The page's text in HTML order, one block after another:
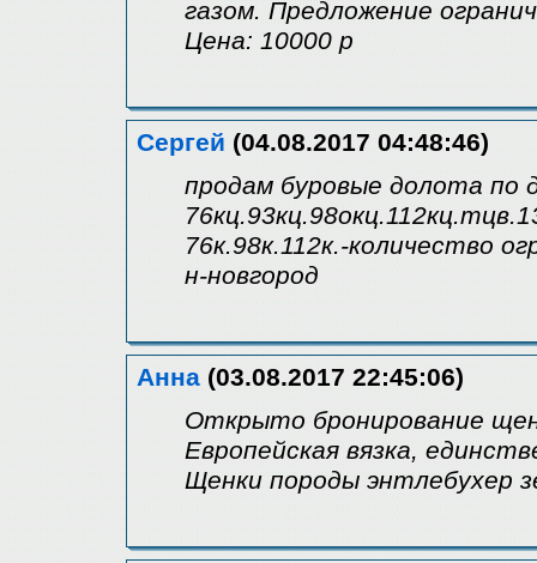
газом. Предложение
Цена: 10000 р
Сергей (04.08.2017 04:48:46)
продам буровые долота по
76к.98к.112к.-количество
н-новгород
Анна (03.08.2017 22:45:06)
Открыто бронирование
Европейская вязка,
Щенки породы энтлебухер